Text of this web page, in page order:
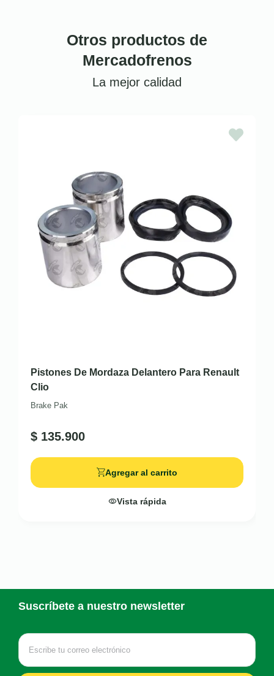
Otros productos de
Mercadofrenos
La mejor calidad
Pistones De Mordaza Delantero Para Renault
Clio
Brake Pak
$ 135.900
Agregar al carrito
Vista rápida
Suscríbete a nuestro newsletter